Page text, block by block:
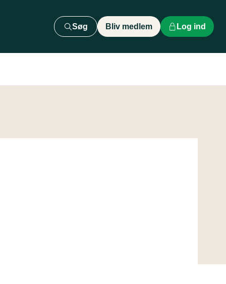
Søg Bliv medlem Log ind